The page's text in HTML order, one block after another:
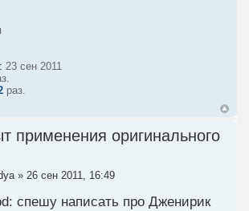
23 сен 2011
раз.
применения оригинального
» 26 сен 2011, 16:49
спешу написать про Дженирик